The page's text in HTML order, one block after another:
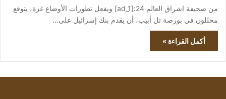
من صحيفة اشراق العالم 24:[ad_1] وبفعل تطورات الأوضاع غزة، يتوقع
محللون في بورصة تل أبيب، أن يقدم بنك إسرائيل على…
أكمل القراءة »